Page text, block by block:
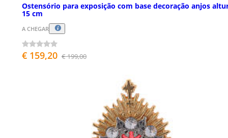
Ostensório para exposição com base decoração anjos
15 cm
A CHEGAR
€ 159,20 € 199,00